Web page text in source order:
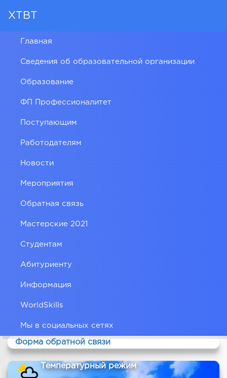
ХТВТ
Главная
Сведения об образовательной организации
Образование
ФП Профессионалитет
Поступающим
Работодателям
Новости
Мероприятия
Обратная связь
Мастерские 2021
Студентам
Абитуриенту
Информация
WorldSkills
Мы в социальных сетях
Форма обратной связи
Температурный режим